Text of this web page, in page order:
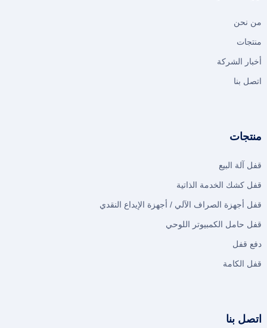
من نحن
منتجات
أخبار الشركة
اتصل بنا
منتجات
قفل آلة البيع
قفل كشك الخدمة الذاتية
قفل أجهزة الصراف الآلي / أجهزة الإيداع النقدي
قفل حامل الكمبيوتر اللوحي
دفع قفل
قفل الكامة
اتصل بنا